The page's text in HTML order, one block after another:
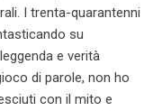
I trenta-quarantenni
su
e verità
di parole, non ho
con il mito e